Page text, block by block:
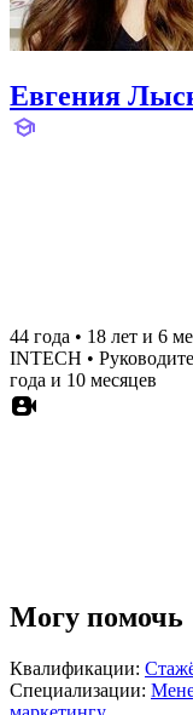
Евгения
44 года • 18 лет и 6
INTECH •
года и 10 месяцев
Могу помочь
Квалификации:
Специализации: